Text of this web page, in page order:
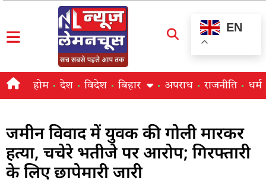
EN
होम देश विदेश बिहार अपराध राजनीति धर्म
जमीन विवाद में युवक की गोली मारकर
हत्या, चचेरे भतीजे पर आरोप; गिरफ्तारी
के लिए छापेमारी जारी